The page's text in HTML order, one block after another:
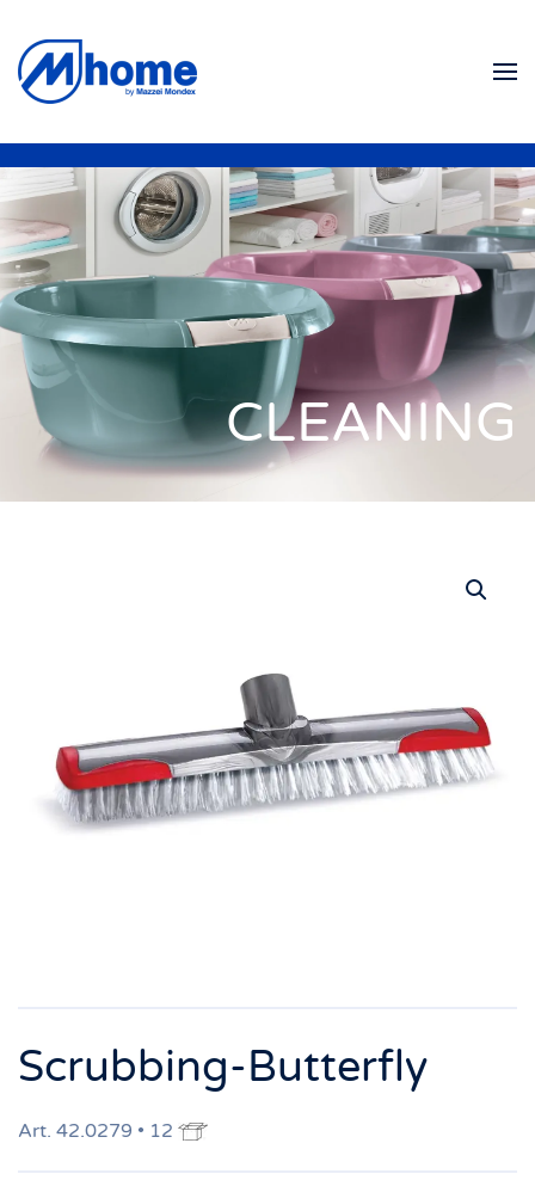
Zum Hauptinhalt springen
CLEANING
Scrubbing-Butterfly
Art. 42.0279 • 12